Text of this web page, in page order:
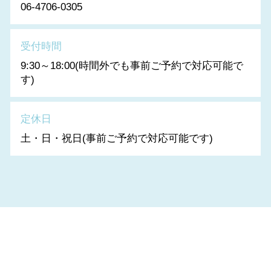
06-4706-0305
受付時間
9:30～18:00(時間外でも事前ご予約で対応可能で
す)
定休日
土・日・祝日(事前ご予約で対応可能です)